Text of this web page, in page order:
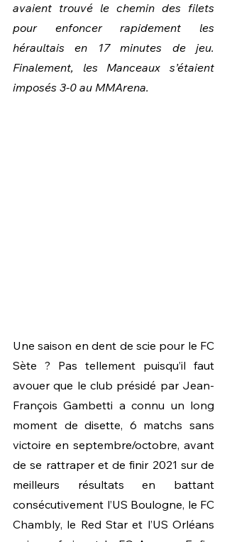
avaient trouvé le chemin des filets
pour enfoncer rapidement les
héraultais en 17 minutes de jeu.
Finalement, les Manceaux s’étaient
imposés 3-0 au MMArena.
Une saison en dent de scie pour le FC
Sète ? Pas tellement puisqu’il faut
avouer que le club présidé par Jean-
François Gambetti a connu un long
moment de disette, 6 matchs sans
victoire en septembre/octobre, avant
de se rattraper et de finir 2021 sur de
meilleurs résultats en battant
consécutivement l’US Boulogne, le FC
Chambly, le Red Star et l’US Orléans